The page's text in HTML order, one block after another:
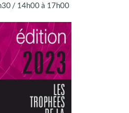
/ 14h00 à 17h00